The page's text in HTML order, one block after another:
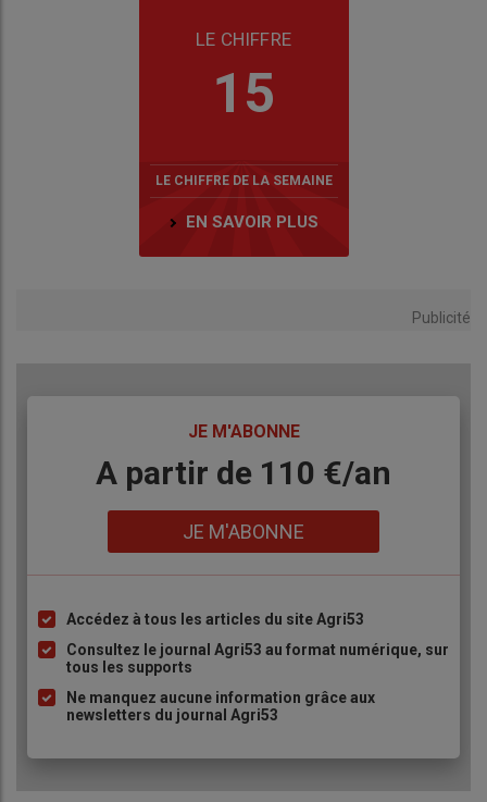
LE CHIFFRE
15
LE CHIFFRE DE LA SEMAINE
EN SAVOIR PLUS
Publicité
JE M'ABONNE
BodyA partir de 110 €/an
JE M'ABONNE
Liste
à
puce
Accédez à tous les articles du site Agri53
Consultez le journal Agri53 au format numérique, sur
tous les supports
Ne manquez aucune information grâce aux
newsletters du journal Agri53